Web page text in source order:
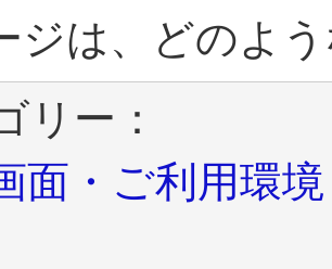
ジは、どのよ
リー：
面・ご利用環境